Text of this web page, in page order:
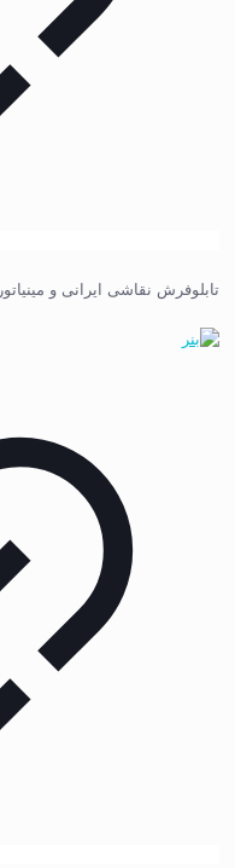
تابلوفرش نقاشی ایرانی و مینیاتور